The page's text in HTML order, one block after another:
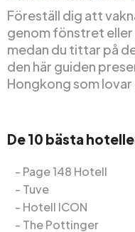
Föreställ dig att
genom fönstret
medan du tittar på
den här guiden
Hongkong som
De 10 bästa
Page 148 Hotell
Tuve
Hotell ICON
The Pottinger